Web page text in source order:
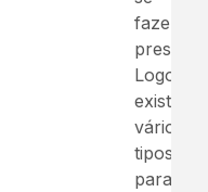
fazer
presentes.
Logo,
existem
vários
tipos
para